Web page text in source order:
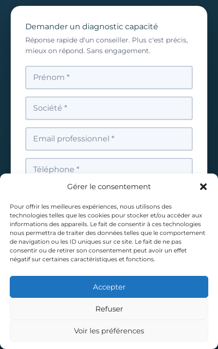
Gérer le consentement
Pour offrir les meilleures expériences, nous utilisons des
technologies telles que les cookies pour stocker et/ou accéder aux
informations des appareils. Le fait de consentir à ces technologies
nous permettra de traiter des données telles que le comportement
de navigation ou les ID uniques sur ce site. Le fait de ne pas
consentir ou de retirer son consentement peut avoir un effet
négatif sur certaines caractéristiques et fonctions.
Accepter
Refuser
Voir les préférences
Demander un diagnostic capacité
Réponse rapide d'un conseiller. Plus c'est précis,
mieux on répond. Sans engagement.